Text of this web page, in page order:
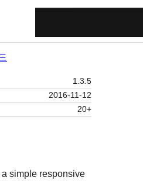
1.3.5
2016-11-12
20+
simple responsive